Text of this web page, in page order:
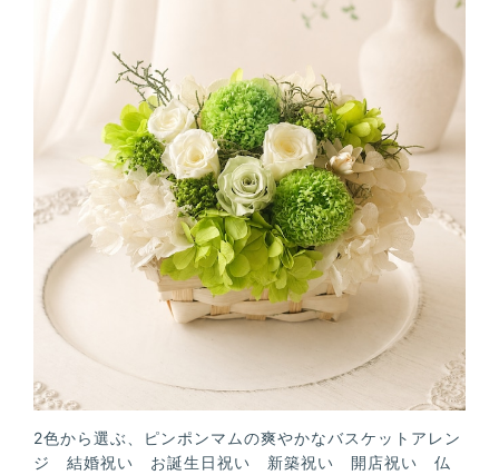
2色から選ぶ、ピンポンマムの爽やかなバスケットアレン
ジ 結婚祝い お誕生日祝い 新築祝い 開店祝い 仏